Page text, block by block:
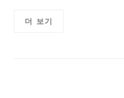
더 보기